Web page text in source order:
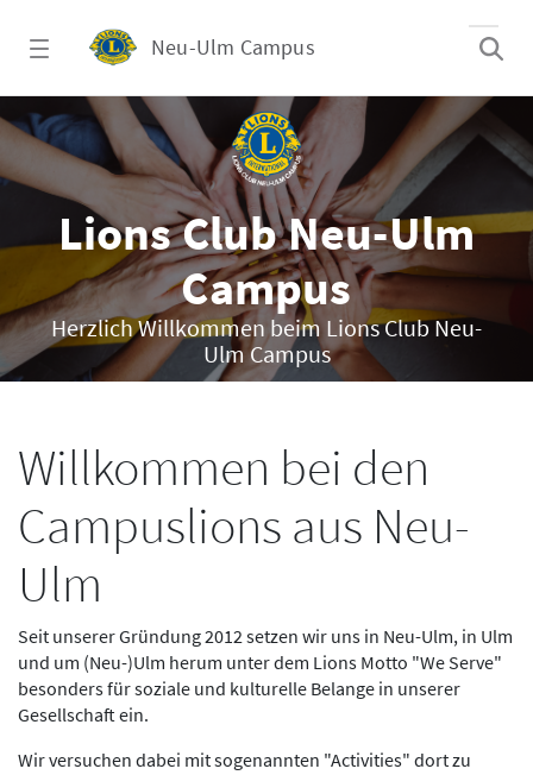
Neu-Ulm Campus
Willkommen - Neu-Ulm Campus
Lions Club Neu-Ulm
Campus
Herzlich Willkommen beim Lions Club Neu-
Ulm Campus
Willkommen bei den
Campuslions aus Neu-
Ulm
Seit unserer Gründung 2012 setzen wir uns in Neu-Ulm, in Ulm
und um (Neu-)Ulm herum unter dem Lions Motto "We Serve"
besonders für soziale und kulturelle Belange in unserer
Gesellschaft ein.
Wir versuchen dabei mit sogenannten "Activities" dort zu